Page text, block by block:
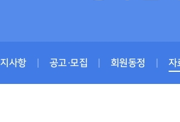
사항 공고·모집 회원동정 자